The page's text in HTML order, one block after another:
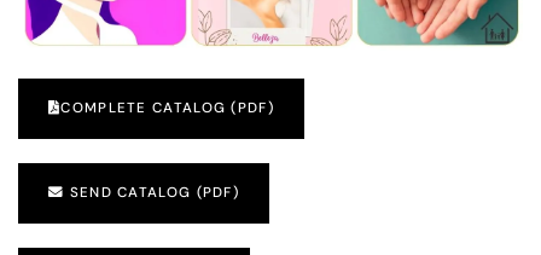
COMPLETE CATALOG (PDF)
SEND CATALOG (PDF)